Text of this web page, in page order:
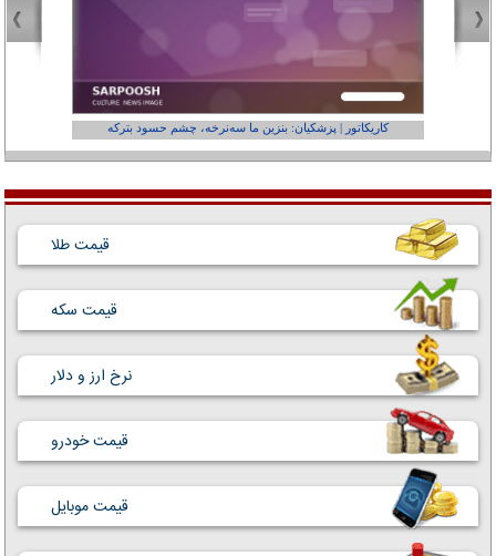
کاریکاتور | پزشکیان: بنزین ما سه‌نرخه، چشم حسود بترکه
قیمت طلا
قیمت سکه
نرخ ارز و دلار
قیمت خودرو
قیمت موبایل